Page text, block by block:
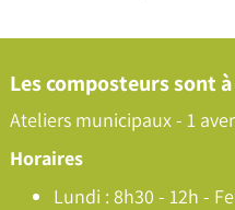
Les composteurs sont
Ateliers municipaux - 1
Horaires
Lundi : 8h30 - 12h -